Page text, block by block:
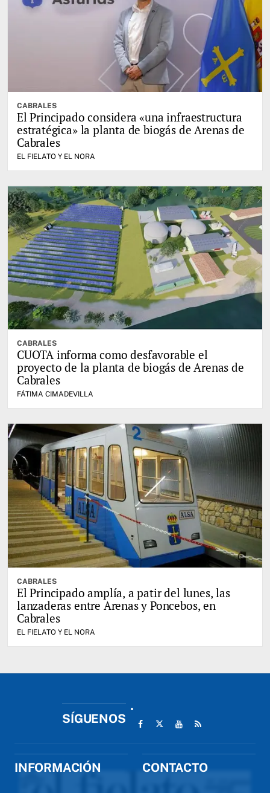
CABRALES
El Principado considera «una infraestructura
estratégica» la planta de biogás de Arenas de
Cabrales
EL FIELATO Y EL NORA
CABRALES
CUOTA informa como desfavorable el
proyecto de la planta de biogás de Arenas de
Cabrales
FÁTIMA CIMADEVILLA
CABRALES
El Principado amplía, a patir del lunes, las
lanzaderas entre Arenas y Poncebos, en
Cabrales
EL FIELATO Y EL NORA
SÍGUENOS
INFORMACIÓN CONTACTO